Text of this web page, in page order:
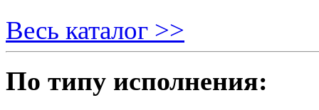
Весь каталог >>
По типу исполнения: